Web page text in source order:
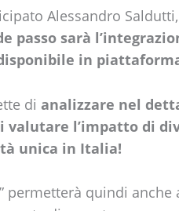
Alessandro
passo sarà
in
di analizzare nel
valutare l’impatto di
unica in Italia!
permetterà quindi